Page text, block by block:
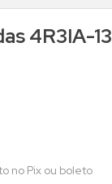
4R3IA-
no Pix ou boleto